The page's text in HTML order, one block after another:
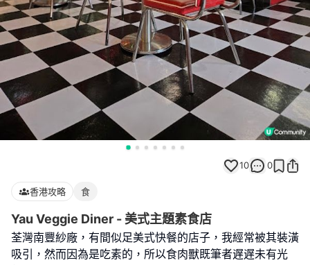
10 0
香港攻略 食
Yau Veggie Diner - 美式主題素食店
荃灣南豐紗廠，有間似足美式快餐的店子，我經常被其裝潢
吸引，然而因為是吃素的，所以食肉獸既筆者遅遅未有光